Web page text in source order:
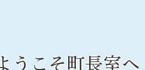
すべて ページ PDF 記事ID検索
うこそ町長室へ